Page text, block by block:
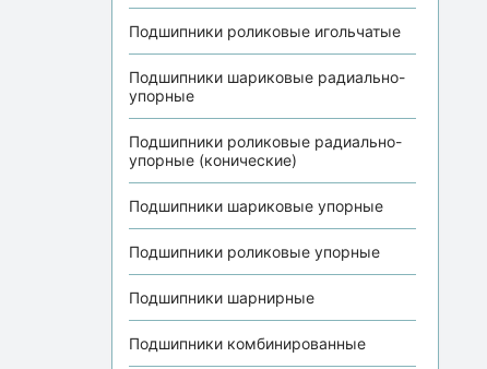
Подшипники роликовые игольчатые
Подшипники шариковые радиально-
упорные
Подшипники роликовые радиально-
упорные (конические)
Подшипники шариковые упорные
Подшипники роликовые упорные
Подшипники шарнирные
Подшипники комбинированные